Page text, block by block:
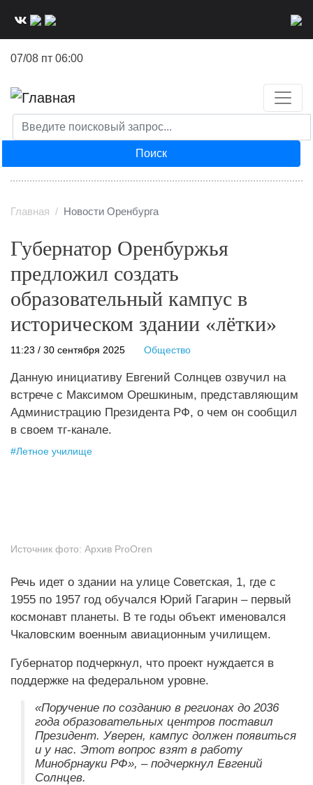
07/08 пт 06:00
Поиск
Главная Новости Оренбурга
Губернатор Оренбуржья
предложил создать
образовательный кампус в
историческом здании «лётки»
11:23 / 30 сентября 2025 Общество
Данную инициативу Евгений Солнцев озвучил на
встрече с Максимом Орешкиным, представляющим
Администрацию Президента РФ, о чем он сообщил
в своем тг-канале.
#Летное училище
Источник фото: Архив ProOren
Речь идет о здании на улице Советская, 1, где с
1955 по 1957 год обучался Юрий Гагарин – первый
космонавт планеты. В те годы объект именовался
Чкаловским военным авиационным училищем.
Губернатор подчеркнул, что проект нуждается в
поддержке на федеральном уровне.
«Поручение по созданию в регионах до 2036
года образовательных центров поставил
Президент. Уверен, кампус должен появиться
и у нас. Этот вопрос взят в работу
Минобрнауки РФ», – подчеркнул Евгений
Солнцев.